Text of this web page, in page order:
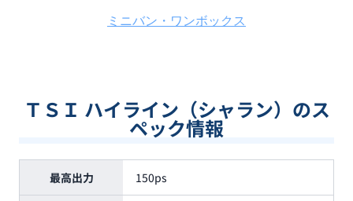
ミニバン・ワンボックス
ＴＳＩ ハイライン（シャラン）のス
ペック情報
最高出力 150ps